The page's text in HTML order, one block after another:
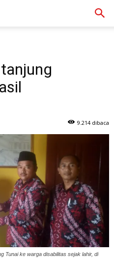
9.214 dibaca
Tunai ke warga disabilitas sejak lahir, di